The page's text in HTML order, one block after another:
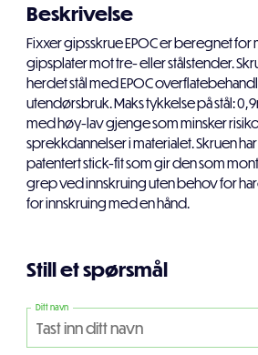
Beskrivelse
Fixxer gipsskrue EPOC er beregnet
gipsplater mot tre- eller stålstender.
herdet stål med EPOC
utendørsbruk. Maks tykkelse på stål:
med høy-lav gjenge som minsker
sprekkdannelser i materialet. Skruen
patentert stick-fit som gir den som
grep ved innskruing uten behov for
for innskruing med en hånd.
Still et spørsmål
Ditt navn